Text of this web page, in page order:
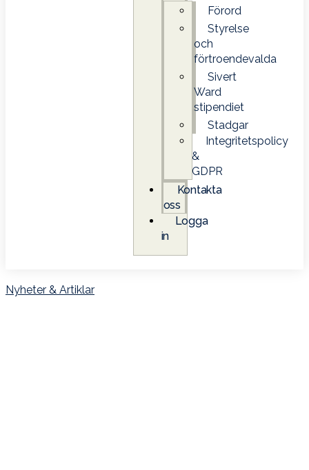
Förord
Styrelse
och
förtroendevalda
Sivert
Ward
stipendiet
Stadgar
Integritetspolicy
&
GDPR
Kontakta
oss
Logga
in
Nyheter & Artiklar